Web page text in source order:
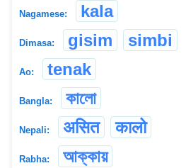
Nagamese: kala
Dimasa: gisim simbi
Ao: tenak
Bangla: কালো
Nepali: असित कालो
Rabha: আক্কায়